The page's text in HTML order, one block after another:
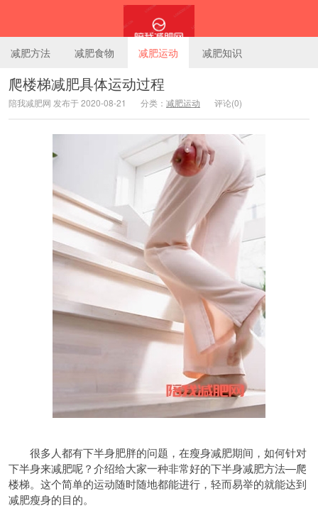
陪我减肥网
减肥方法 减肥食物 减肥运动 减肥知识
爬楼梯减肥具体运动过程
陪我减肥网 发布于 2020-08-21 分类： 减肥运动 评论(0)
很多人都有下半身肥胖的问题，在瘦身减肥期间，如何针对
下半身来减肥呢？介绍给大家一种非常好的下半身减肥方法—爬
楼梯。这个简单的运动随时随地都能进行，轻而易举的就能达到
减肥瘦身的目的。